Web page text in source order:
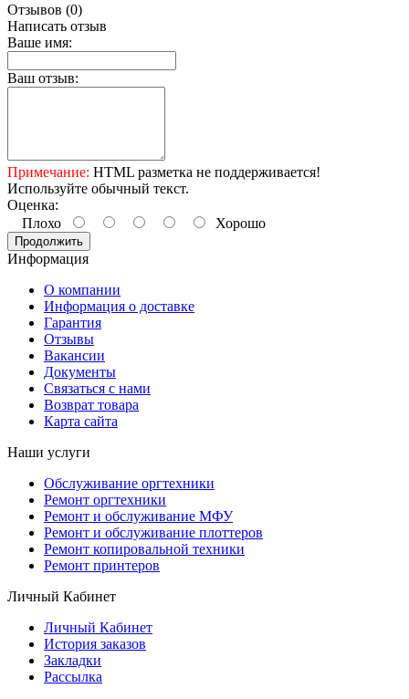
Отзывов (0)
Написать отзыв
Ваше имя:
Ваш отзыв:
Примечание: HTML разметка не поддерживается!
Используйте обычный текст.
Оценка:
Плохо
Хорошо
Продолжить
Информация
О компании
Информация о доставке
Гарантия
Отзывы
Вакансии
Документы
Связаться с нами
Возврат товара
Карта сайта
Наши услуги
Обслуживание оргтехники
Ремонт оргтехники
Ремонт и обслуживание МФУ
Ремонт и обслуживание плоттеров
Ремонт копировальной техники
Ремонт принтеров
Личный Кабинет
Личный Кабинет
История заказов
Закладки
Рассылка